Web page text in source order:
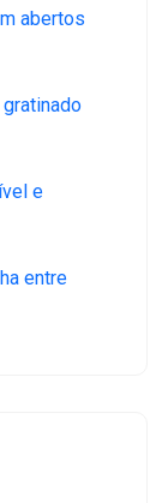
abertos
e
entre